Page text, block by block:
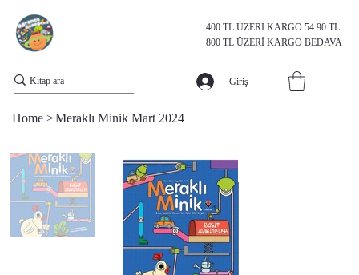
400 TL ÜZERİ KARGO 54.90 TL
800 TL ÜZERİ KARGO BEDAVA
Giriş
Home >Meraklı Minik Mart 2024